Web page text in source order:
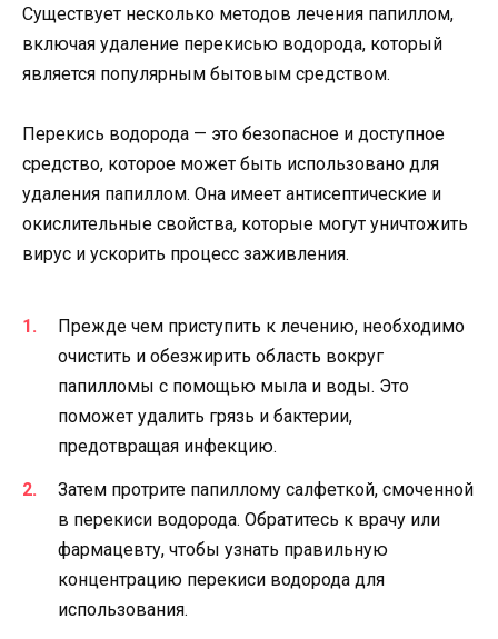
Существует несколько методов лечения папиллом,
включая удаление перекисью водорода, который
является популярным бытовым средством.
Перекись водорода — это безопасное и доступное
средство, которое может быть использовано для
удаления папиллом. Она имеет антисептические и
окислительные свойства, которые могут уничтожить
вирус и ускорить процесс заживления.
Прежде чем приступить к лечению, необходимо
очистить и обезжирить область вокруг
папилломы с помощью мыла и воды. Это
поможет удалить грязь и бактерии,
предотвращая инфекцию.
Затем протрите папиллому салфеткой, смоченной
в перекиси водорода. Обратитесь к врачу или
фармацевту, чтобы узнать правильную
концентрацию перекиси водорода для
использования.